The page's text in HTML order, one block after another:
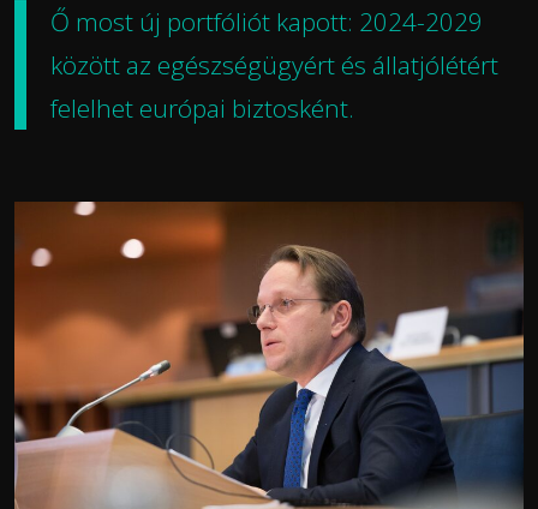
Ő most új portfóliót kapott: 2024-2029
között az egészségügyért és állatjólétért
felelhet európai biztosként.